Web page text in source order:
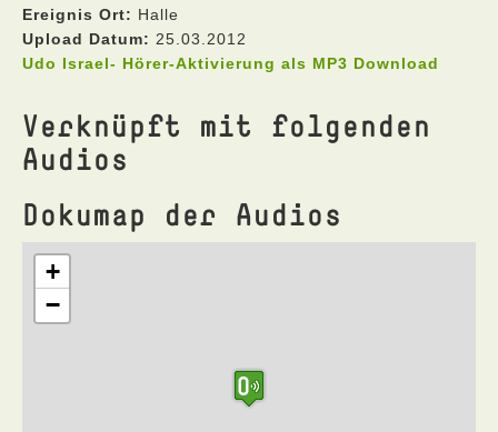
Ereignis Ort: Halle
Upload Datum: 25.03.2012
Udo Israel- Hörer-Aktivierung als MP3 Download
Verknüpft mit folgenden
Audios
Dokumap der Audios